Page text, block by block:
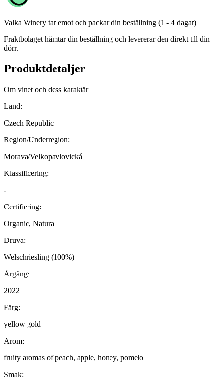
Valka Winery tar emot och packar din beställning (1 - 4 dagar)
Fraktbolaget hämtar din beställning och levererar den direkt till din
dörr.
Produktdetaljer
Om vinet och dess karaktär
Land:
Czech Republic
Region/Underregion:
Morava/Velkopavlovická
Klassificering:
-
Certifiering:
Organic, Natural
Druva:
Welschriesling (100%)
Årgång:
2022
Färg:
yellow gold
Arom:
fruity aromas of peach, apple, honey, pomelo
Smak: